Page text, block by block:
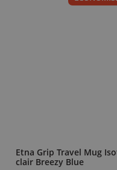
Etna Grip Travel Mug
clair Breezy Blue